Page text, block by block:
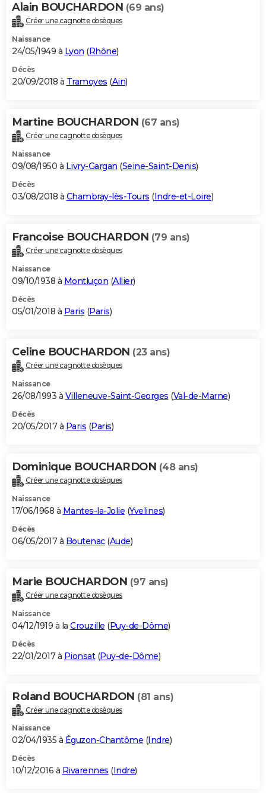
Alain BOUCHARDON (69 ans)
Créer une cagnotte obsèques
Naissance
24/05/1949 à Lyon (Rhône)
Décès
20/09/2018 à Tramoyes (Ain)
Martine BOUCHARDON (67 ans)
Créer une cagnotte obsèques
Naissance
09/08/1950 à Livry-Gargan (Seine-Saint-Denis)
Décès
03/08/2018 à Chambray-lès-Tours (Indre-et-Loire)
Francoise BOUCHARDON (79 ans)
Créer une cagnotte obsèques
Naissance
09/10/1938 à Montluçon (Allier)
Décès
05/01/2018 à Paris (Paris)
Celine BOUCHARDON (23 ans)
Créer une cagnotte obsèques
Naissance
26/08/1993 à Villeneuve-Saint-Georges (Val-de-Marne)
Décès
20/05/2017 à Paris (Paris)
Dominique BOUCHARDON (48 ans)
Créer une cagnotte obsèques
Naissance
17/06/1968 à Mantes-la-Jolie (Yvelines)
Décès
06/05/2017 à Boutenac(Aude)
Marie BOUCHARDON (97 ans)
Créer une cagnotte obsèques
Naissance
04/12/1919 à la Crouzille (Puy-de-Dôme)
Décès
22/01/2017 à Pionsat(Puy-de-Dôme)
Roland BOUCHARDON (81 ans)
Créer une cagnotte obsèques
Naissance
02/04/1935 à Éguzon-Chantôme (Indre)
Décès
10/12/2016 à Rivarennes (Indre)